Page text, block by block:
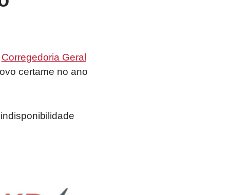
Corregedoria Geral
certame no ano